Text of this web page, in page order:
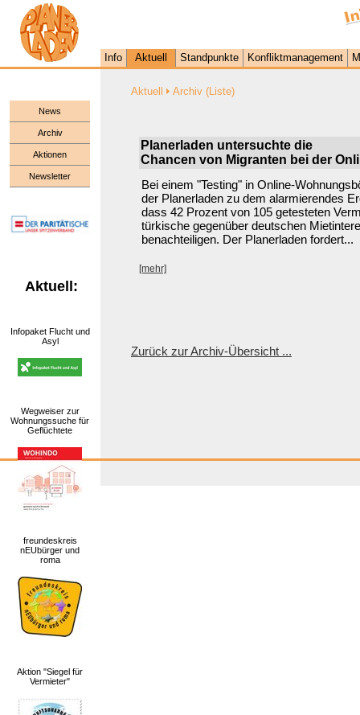
Info Aktuell Standpunkte Konfliktmanagement
News
Archiv
Aktionen
Newsletter
Aktuell:
Infopaket Flucht und
Asyl
Wegweiser zur
Wohnungssuche für
Geflüchtete
freundeskreis
nEUbürger und
roma
Aktion "Siegel für
Vermieter"
Aktuell Archiv (Liste)
Planerladen untersuchte die
Chancen von Migranten bei der
Bei einem "Testing" in Online-
der Planerladen zu dem alarmierendes
dass 42 Prozent von 105 getesteten
türkische gegenüber deutschen
benachteiligen. Der Planerladen fordert...
[mehr]
Zurück zur Archiv-Übersicht ...